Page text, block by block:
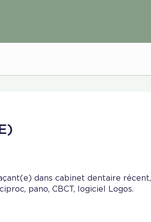
dans cabinet dentaire récent,
pano, CBCT, logiciel Logos.